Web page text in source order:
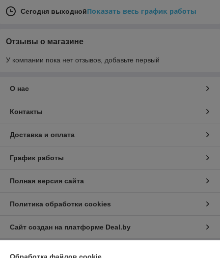
Сегодня выходнойПоказать весь график работы
Отзывы о магазине
У компании пока нет отзывов, добавьте первый
О нас
Контакты
Доставка и оплата
График работы
Полная версия сайта
Политика обработки cookies
Сайт создан на платформе Deal.by